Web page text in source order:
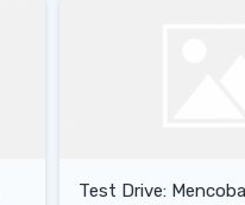
Test Drive: Mencoba Geely